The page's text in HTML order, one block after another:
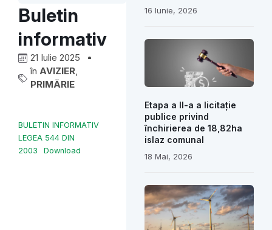
Buletin
informativ
21 Iulie 2025
în AVIZIER,
PRIMĂRIE
BULETIN INFORMATIV
LEGEA 544 DIN
2003
Download
16 Iunie, 2026
Etapa a II-a a licitație
publice privind
închirierea de 18,82ha
islaz comunal
18 Mai, 2026